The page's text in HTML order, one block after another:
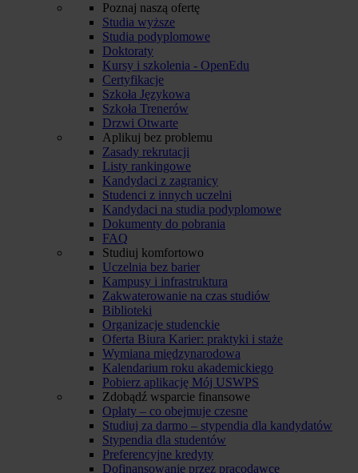
Poznaj naszą ofertę
Studia wyższe
Studia podyplomowe
Doktoraty
Kursy i szkolenia - OpenEdu
Certyfikacje
Szkoła Językowa
Szkoła Trenerów
Drzwi Otwarte
Aplikuj bez problemu
Zasady rekrutacji
Listy rankingowe
Kandydaci z zagranicy
Studenci z innych uczelni
Kandydaci na studia podyplomowe
Dokumenty do pobrania
FAQ
Studiuj komfortowo
Uczelnia bez barier
Kampusy i infrastruktura
Zakwaterowanie na czas studiów
Biblioteki
Organizacje studenckie
Oferta Biura Karier: praktyki i staże
Wymiana międzynarodowa
Kalendarium roku akademickiego
Pobierz aplikację Mój USWPS
Zdobądź wsparcie finansowe
Opłaty – co obejmuje czesne
Studiuj za darmo – stypendia dla kandydatów
Stypendia dla studentów
Preferencyjne kredyty
Dofinansowanie przez pracodawcę